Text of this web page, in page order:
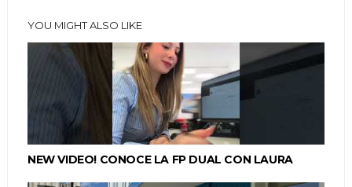
YOU MIGHT ALSO LIKE
NEW VIDEO! CONOCE LA FP DUAL CON LAURA